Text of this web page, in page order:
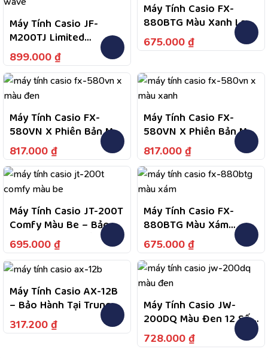
Máy Tính Casio JF-
M200TJ Limited
Hokusai Blue Wave –
Bảo Hành Chính Hãng 7
Năm, Hỗ Trợ Tư Vấn Và
Kiểm Tra Bảo Hành
Theo Chính Sách
899.000 ₫
Máy Tính Casio FX-
880BTG Màu Xanh Lam
Fullbox Bảo Hành 7
Năm
675.000 ₫
Máy Tính Casio FX-
580VN X Phiên Bản Màu
Đen
817.000 ₫
Máy Tính Casio FX-
580VN X Phiên Bản Màu
Xanh Da Trời
817.000 ₫
Máy Tính Casio JT-200T
Comfy Màu Be – Bảo
Hành 7 Năm, 1 Đổi 1
Trong Năm Đầu Nếu Lỗi
Do Nhà Sản Xuất, Hỗ
Trợ Bảo Hành 2 Chiều
695.000 ₫
Máy Tính Casio FX-
880BTG Màu Xám
Fullbox Bảo Hành 7
Năm
675.000 ₫
Máy Tính Casio AX-12B
– Bảo Hành Tại Trung
Tâm Bảo Hành Được
Công Bố Theo Quy
317.200 ₫
Máy Tính Casio JW-
200DQ Màu Đen 12 Số,
Bảo Hành 7 Năm
728.000 ₫